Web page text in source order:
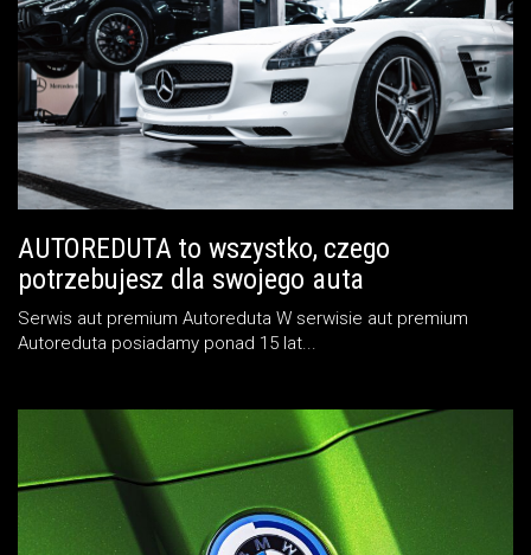
AUTOREDUTA to wszystko, czego
potrzebujesz dla swojego auta
Serwis aut premium Autoreduta W serwisie aut premium
Autoreduta posiadamy ponad 15 lat...